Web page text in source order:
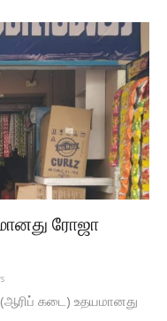
ரோஜா
கடை) உதயமானது